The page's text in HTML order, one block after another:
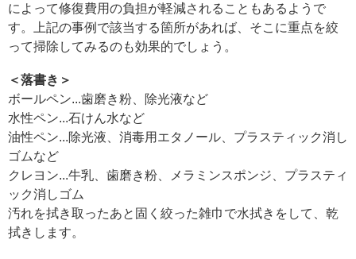
によって修復費用の負担が軽減されることもあるようで
す。上記の事例で該当する箇所があれば、そこに重点を絞
って掃除してみるのも効果的でしょう。
＜落書き＞
ボールペン...歯磨き粉、除光液など
水性ペン...石けん水など
油性ペン...除光液、消毒用エタノール、プラスティック消し
ゴムなど
クレヨン...牛乳、歯磨き粉、メラミンスポンジ、プラスティ
ック消しゴム
汚れを拭き取ったあと固く絞った雑巾で水拭きをして、乾
拭きします。